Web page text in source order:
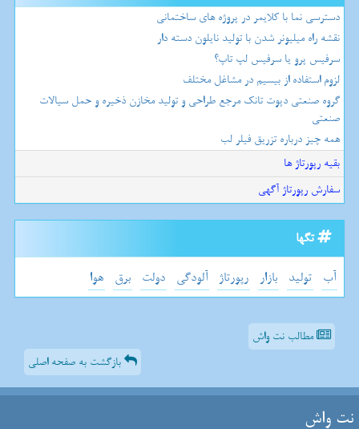
دسترسی نما با کلایمر در پروژه های ساختمانی
نقشه راه میلیونر شدن با تولید نایلون دسته دار
سرفیس پرو یا سرفیس لپ تاپ؟
لزوم استفاده از بیسیم در مشاغل مختلف
گروه صنعتی دپوت تانک مرجع طراحی و تولید مخازن ذخیره و حمل سیالات
صنعتی
همه چیز درباره تزریق فیلر لب
بقیه رپورتاژ ها
سفارش رپورتاژ آگهی
تگها
آب تولید بازار رپورتاژ آلودگی دولت برق هوا
مطالب نت واش
بازگشت به صفحه اصلی
نت واش